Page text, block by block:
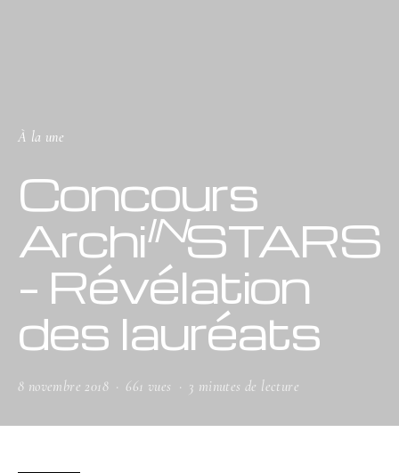
À la une
Concours
ArchiINSTARS
– Révélation
des lauréats
8 novembre 2018 661 vues 3 minutes de lecture